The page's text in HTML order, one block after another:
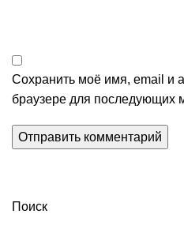
Сохранить моё имя, email и
браузере для последующих
Поиск